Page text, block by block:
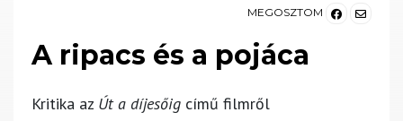
MEGOSZTOM
A ripacs és a pojáca
Kritika az Út a díjesőig című filmről